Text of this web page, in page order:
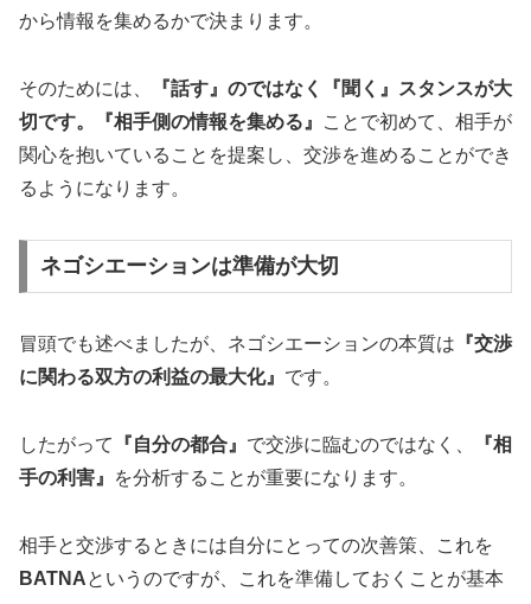
から情報を集めるかで決まります。
そのためには、
『話す』のではなく『聞く』スタンスが大
切です。
『相手側の情報を集める』
ことで初めて、相手が
関心を抱いていることを提案し、交渉を進めることができ
るようになります。
ネゴシエーションは準備が大切
冒頭でも述べましたが、ネゴシエーションの本質は 『交渉
に関わる双方の利益の最大化』 です。
したがって 『自分の都合』 で交渉に臨むのではなく、
『相
手の利害』
を分析することが重要になります。
相手と交渉するときには自分にとっての次善策、これを
BATNAというのですが、これを準備しておくことが基本